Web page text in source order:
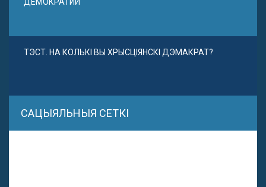
ТЭСТ. НА КОЛЬКІ ВЫ ХРЫСЦІЯНСКІ ДЭМАКРАТ?
САЦЫЯЛЬНЫЯ СЕТКІ